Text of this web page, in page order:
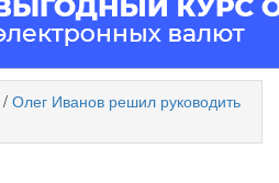
/ Олег Иванов решил руководить